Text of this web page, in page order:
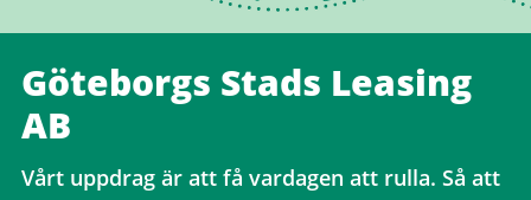
Göteborgs Stads Leasing
AB
Vårt uppdrag är att få vardagen att rulla. Så att